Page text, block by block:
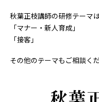
秋葉正枝講師の研修テーマは
「マナー・新人育成」
「接客」
その他のテーマもご相談くだ